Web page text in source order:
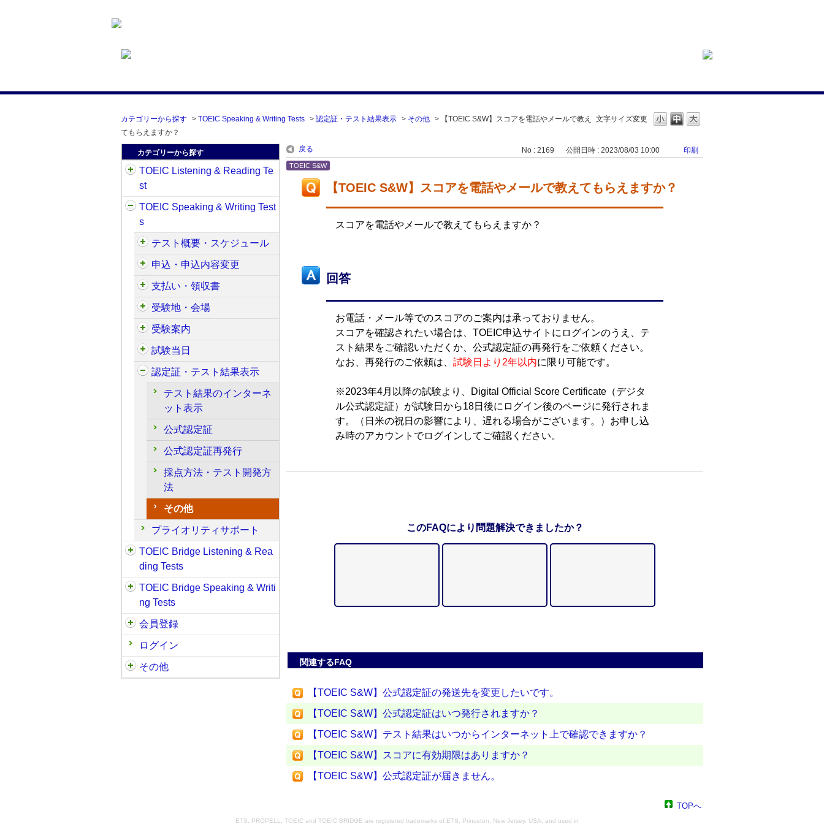
文字サイズ変更
カテゴリーから探す > TOEIC Speaking & Writing Tests > 認定証・テスト結果表示 > その他 >
【TOEIC S&W】スコアを電話やメールで教え
てもらえますか？
カテゴリーから探す
TOEIC Listening & Reading Te
st
TOEIC Speaking & Writing Test
s
テスト概要・スケジュール
申込・申込内容変更
支払い・領収書
受験地・会場
受験案内
試験当日
認定証・テスト結果表示
テスト結果のインターネ
ット表示
公式認定証
公式認定証再発行
採点方法・テスト開発方
法
その他
プライオリティサポート
TOEIC Bridge Listening & Rea
ding Tests
TOEIC Bridge Speaking & Writi
ng Tests
会員登録
ログイン
その他
戻る No : 2169 公開日時 : 2023/08/03 10:00 印刷
TOEIC S&W
【TOEIC S&W】スコアを電話やメールで教えてもらえますか？
スコアを電話やメールで教えてもらえますか？
回答
お電話・メール等でのスコアのご案内は承っておりません。
スコアを確認されたい場合は、TOEIC申込サイトにログインのうえ、テ
スト結果をご確認いただくか、公式認定証の再発行をご依頼ください。
なお、再発行のご依頼は、 試験日より2年以内に限り可能です。
※2023年4月以降の試験より、Digital Official Score Certificate（デジタ
ル公式認定証）が試験日から18日後にログイン後のページに発行されま
す。（日米の祝日の影響により、遅れる場合がございます。）お申し込
み時のアカウントでログインしてご確認ください。
このFAQにより問題解決できましたか？
関連するFAQ
【TOEIC S&W】公式認定証の発送先を変更したいです。
【TOEIC S&W】公式認定証はいつ発行されますか？
【TOEIC S&W】テスト結果はいつからインターネット上で確認できますか？
【TOEIC S&W】スコアに有効期限はありますか？
【TOEIC S&W】公式認定証が届きません。
TOPへ
ETS, PROPELL, TOEIC and TOEIC BRIDGE are registered trademarks of ETS, Princeton, New Jersey, USA, and used in